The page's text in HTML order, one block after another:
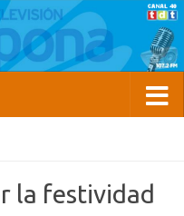
la festividad